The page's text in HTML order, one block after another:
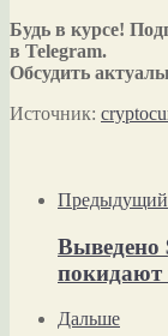
Будь в курсе!
в Telegram.
Обсудить
Источник:
Предыдущий
Выведено
Дальше